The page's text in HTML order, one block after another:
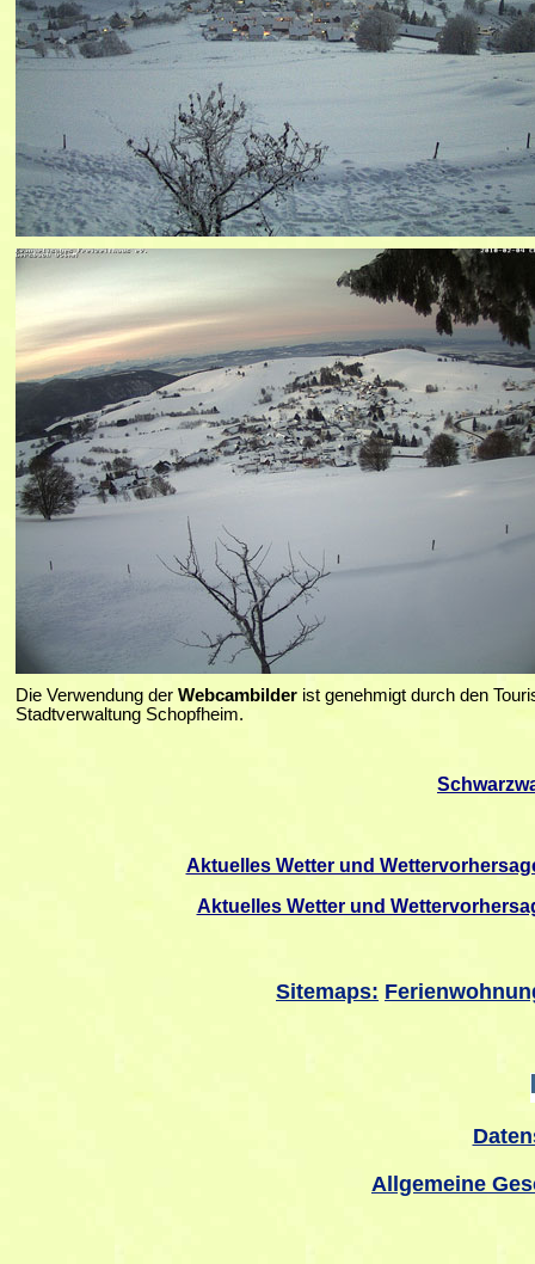
Die Verwendung der Webcambilder ist genehmigt durch den
Stadtverwaltung Schopfheim.
Aktuelles Wetter und
Aktuelles Wetter und
Sitemaps:
Allgemeine